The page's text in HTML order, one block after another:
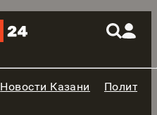
Новости Казани